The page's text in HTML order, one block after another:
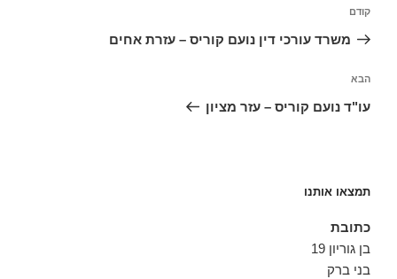
הפוסט
הקודם
קודם
משרד עורכי דין נועם קוריס – עזרת אחים
הפוסט
הבא
הבא
עו"ד נועם קוריס – עזר מציון
תמצאו אותנו
כתובת
בן גוריון 19
בני ברק